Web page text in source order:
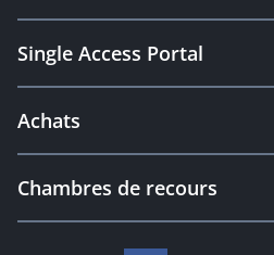
Single Access Portal
Achats
Chambres de recours